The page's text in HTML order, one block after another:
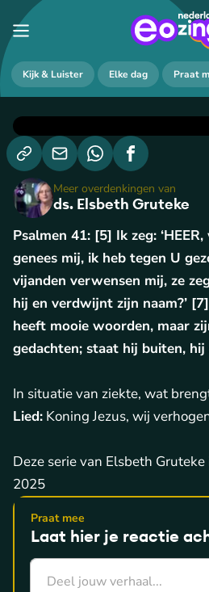
Kijk & Luister Elke dag Praat
ds. Elsbeth Gruteke
Meer overdenkingen van
Psalmen 41: [5] Ik zeg:
genees mij, ik heb tegen U
vijanden verwensen mij, ze
hij en verdwijnt zijn naam?’
heeft mooie woorden, maar
gedachten; staat hij buiten,
In situatie van ziekte, wat
Lied: Koning Jezus, wij
Deze serie van Elsbeth
2025
Praat mee
Laat hier je reactie